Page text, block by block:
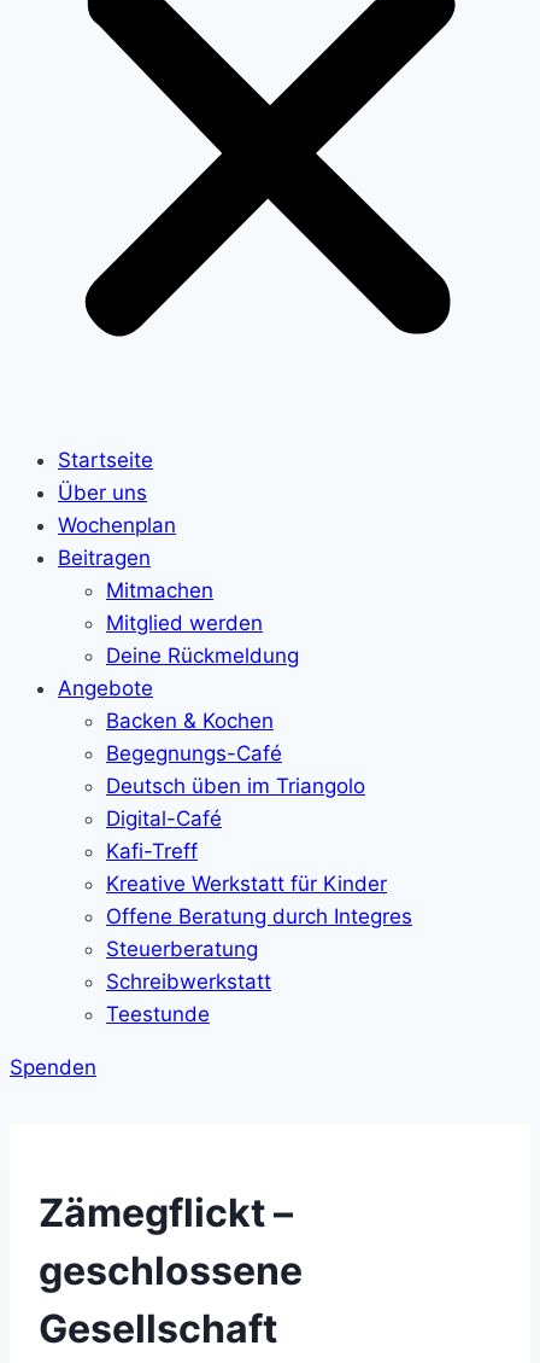
Startseite
Über uns
Wochenplan
Beitragen
Mitmachen
Mitglied werden
Deine Rückmeldung
Angebote
Backen & Kochen
Begegnungs-Café
Deutsch üben im Triangolo
Digital-Café
Kafi-Treff
Kreative Werkstatt für Kinder
Offene Beratung durch Integres
Steuerberatung
Schreibwerkstatt
Teestunde
Spenden
Zämegflickt –
geschlossene
Gesellschaft